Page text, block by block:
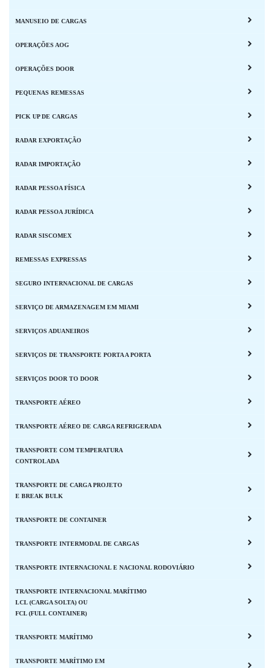
MANUSEIO DE CARGAS
OPERAÇÕES AOG
OPERAÇÕES DOOR
PEQUENAS REMESSAS
PICK UP DE CARGAS
RADAR EXPORTAÇÃO
RADAR IMPORTAÇÃO
RADAR PESSOA FÍSICA
RADAR PESSOA JURÍDICA
RADAR SISCOMEX
REMESSAS EXPRESSAS
SEGURO INTERNACIONAL DE CARGAS
SERVIÇO DE ARMAZENAGEM EM MIAMI
SERVIÇOS ADUANEIROS
SERVIÇOS DE TRANSPORTE PORTA A PORTA
SERVIÇOS DOOR TO DOOR
TRANSPORTE AÉREO
TRANSPORTE AÉREO DE CARGA REFRIGERADA
TRANSPORTE COM TEMPERATURA
CONTROLADA
TRANSPORTE DE CARGA PROJETO
E BREAK BULK
TRANSPORTE DE CONTAINER
TRANSPORTE INTERMODAL DE CARGAS
TRANSPORTE INTERNACIONAL E NACIONAL RODOVIÁRIO
TRANSPORTE INTERNACIONAL MARÍTIMO
LCL (CARGA SOLTA) OU
FCL (FULL CONTAINER)
TRANSPORTE MARÍTIMO
TRANSPORTE MARÍTIMO EM